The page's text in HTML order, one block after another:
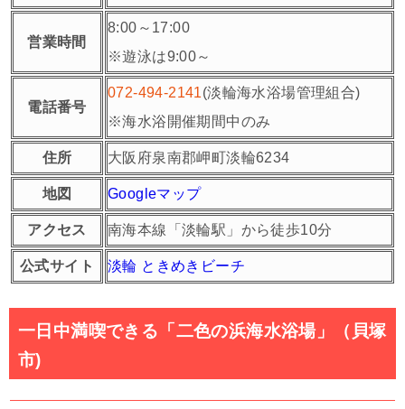
営業時間
8:00～17:00
※遊泳は9:00～
電話番号
072-494-2141(淡輪海水浴場管理組合)
※海水浴開催期間中のみ
住所 大阪府泉南郡岬町淡輪6234
地図 Googleマップ
アクセス 南海本線「淡輪駅」から徒歩10分
公式サイト 淡輪 ときめきビーチ
一日中満喫できる「二色の浜海水浴場」（貝塚
市)